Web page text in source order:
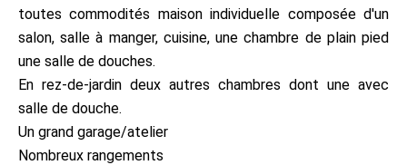
toutes commodités maison individuelle composée d'un
salon, salle à manger, cuisine, une chambre de plain pied
une salle de douches.
En rez-de-jardin deux autres chambres dont une avec
salle de douche.
Un grand garage/atelier
Nombreux rangements